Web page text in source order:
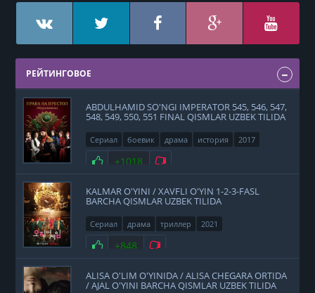
РЕЙТИНГОВОЕ
ABDULHAMID SO'NGI IMPERATOR 545, 546, 547,
548, 549, 550, 551 FINAL QISMLAR UZBEK TILIDA
Сериал боевик драма история 2017
Нравится
+1018 Не нравится
KALMAR O'YINI / XAVFLI O'YIN 1-2-3-FASL
BARCHA QISMLAR UZBEK TILIDA
Сериал драма триллер 2021
Нравится
+848 Не нравится
ALISA O'LIM O'YINIDA / ALISA CHEGARA ORTIDA
/ AJAL O'YINI BARCHA QISMLAR UZBEK TILIDA